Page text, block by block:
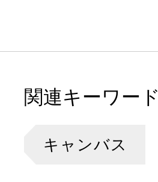
関連キーワード
キャンバス